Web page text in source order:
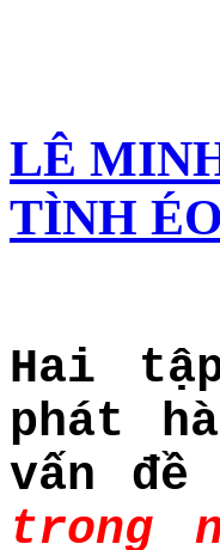
LÊ
TÌNH
Hai
phát
vấn
trong